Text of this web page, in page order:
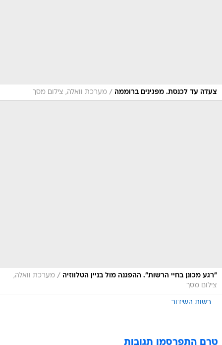
צעדה עד לכנסת. מפגינים ברוממה / מערכת וואלה, צילום מסך
"רגע מכונן בחיי הרשות". ההפגנה מול בניין הטלווזיה / מערכת וואלה,
צילום מסך
רשות השידור
טרם התפרסמו תגובות